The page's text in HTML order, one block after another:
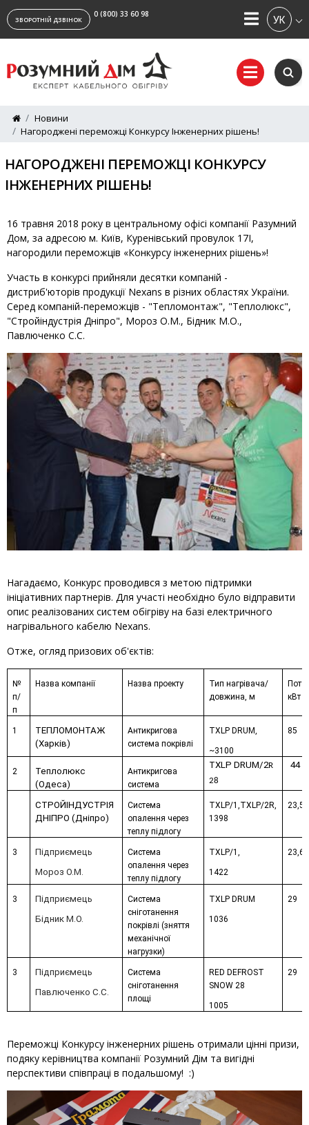
ЗВОРОТНІЙ ДЗВІНОК
0 (800) 33 60 98
Новини
Нагороджені переможці Конкурсу Інженерних рішень!
НАГОРОДЖЕНІ ПЕРЕМОЖЦІ КОНКУРСУ
ІНЖЕНЕРНИХ РІШЕНЬ!
16 травня 2018 року в центральному офісі компанії Разумний
Дом, за адресою м. Київ, Куренівський провулок 17І,
нагородили переможців «Конкурсу інженерних рішень»!
Участь в конкурсі прийняли десятки компаній -
дистриб'юторів продукції Nexans в різних областях України.
Серед компаній-переможців - "Тепломонтаж", "Теплолюкс",
"Стройіндустрія Дніпро", Мороз О.М., Бідник М.О.,
Павлюченко С.С.
Нагадаємо, Конкурс проводився з метою підтримки
ініціативних партнерів. Для участі необхідно було відправити
опис реалізованих систем обігріву на базі електричного
нагрівального кабелю Nexans.
Отже, огляд призових об'єктів:
№
п/
п
Назва компанії Назва проекту
Тип нагрівача/
довжина, м
кВт
1
ТЕПЛОМОНТАЖ
(Харків)
Антикригова
система покрівлі
TXLP DRUM
~3100
85
2
Теплолюкс
(Одеса)
Антикригова
система
TXLP DRUM/2R
28
44
СТРОЙІНДУСТРІЯ
ДНІПРО (Дніпро)
Система
опалення через
теплу підлогу
TXLP/1 TXLP/2R
1398
23,5
3
Підприємець
Мороз О.М.
Система
опалення через
теплу підлогу
TXLP/1
1422
23,6
3
Підприємець
Бідник М.О.
Система
сніготанення
покрівлі (зняття
механічної
нагрузки)
TXLP DRUM
1036
29
3
Підприємець
Павлюченко С.С.
Система
сніготанення
площі
RED DEFROST
SNOW 28
1005
29
Переможці Конкурсу інженерних рішень отримали цінні призи,
подяку керівництва компанії Розумний Дім та вигідні
перспективи співпраці в подальшому! :)